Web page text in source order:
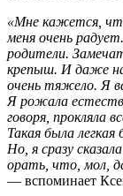
«Мне кажется,
меня очень
родители.
крепыш. И даже на
очень тяжело. Я
Я рожала
говоря, прокляла
Такая была
Но, я сразу
орать, что, мол,
— вспоминает